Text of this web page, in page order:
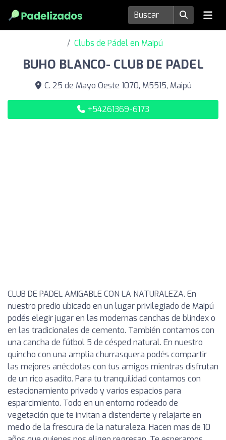
Clubs de Pádel en Maipú
BUHO BLANCO- CLUB DE PADEL
C. 25 de Mayo Oeste 1070, M5515, Maipú
+54261369-6173
CLUB DE PADEL AMIGABLE CON LA NATURALEZA. En
nuestro predio ubicado en un lugar privilegiado de Maipú
podés elegir jugar en las modernas canchas de blindex o
en las tradicionales de cemento. También contamos con
una cancha de fútbol 5 de césped natural. En nuestro
quincho con una amplia churrasquera podés compartir
las mejores anécdotas con tus amigos mientras disfrutan
de un rico asadito. Para tu tranquilidad contamos con
estacionamiento privado y varios espacios para
esparcimiento. Todo en un entorno rodeado de
vegetación que te invitan a distenderte y relajarte en
medio de la frescura de la naturaleza. Hacen mas de 10